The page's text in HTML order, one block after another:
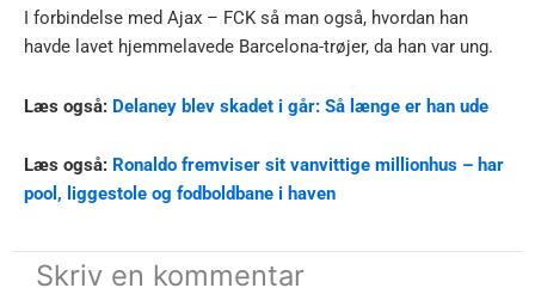
I forbindelse med Ajax – FCK så man også, hvordan han
havde lavet hjemmelavede Barcelona-trøjer, da han var ung.
Læs også: Delaney blev skadet i går: Så længe er han ude
Læs også: Ronaldo fremviser sit vanvittige millionhus – har
pool, liggestole og fodboldbane i haven
Skriv en kommentar